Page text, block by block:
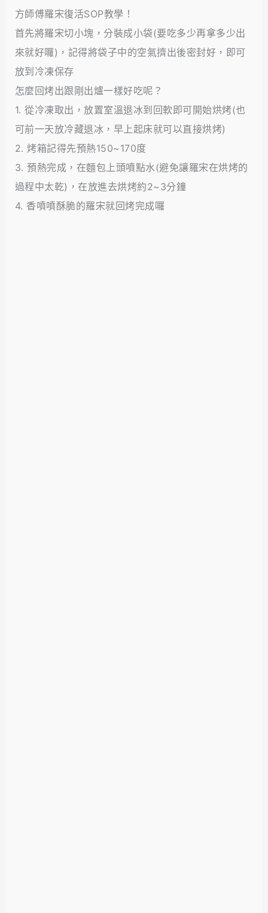
方師傅羅宋復活SOP教學！
首先將羅宋切小塊，分裝成小袋(要吃多少再拿多少出
來就好囉)，記得將袋子中的空氣擠出後密封好，即可
放到冷凍保存
怎麼回烤出跟剛出爐一樣好吃呢？
1. 從冷凍取出，放置室溫退冰到回軟即可開始烘烤(也
可前一天放冷藏退冰，早上起床就可以直接烘烤)
2. 烤箱記得先預熱150~170度
3. 預熱完成，在麵包上頭噴點水(避免讓羅宋在烘烤的
過程中太乾)，在放進去烘烤約2~3分鐘
4. 香噴噴酥脆的羅宋就回烤完成囉